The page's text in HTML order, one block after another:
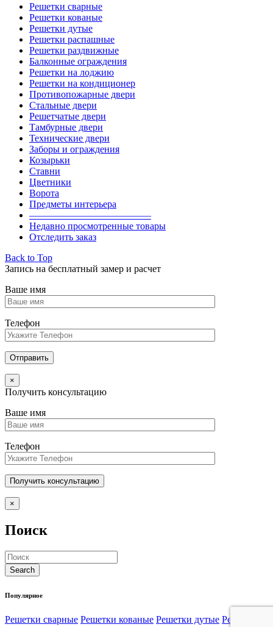
Решетки сварные
Решетки кованые
Решетки дутые
Решетки распашные
Решетки раздвижные
Балконные ограждения
Решетки на лоджию
Решетки на кондиционер
Противопожарные двери
Стальные двери
Решетчатые двери
Тамбурные двери
Технические двери
Заборы и ограждения
Козырьки
Ставни
Цветники
Ворота
Предметы интерьера
————————————–
Недавно просмотренные товары
Отследить заказ
Back to Top
Запись на бесплатный замер и расчет
Ваше имя
Телефон
×
Получить консультацию
Ваше имя
Телефон
×
Поиск
Популярное
Решетки сварные Решетки кованые Решетки дутые Решетки